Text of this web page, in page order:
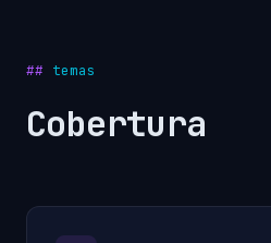
temas
Cobertura